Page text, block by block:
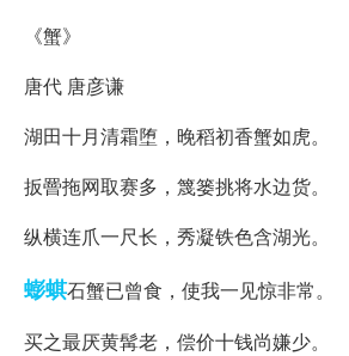
《蟹》
唐代 唐彦谦
湖田十月清霜堕，晚稻初香蟹如虎。
扳罾拖网取赛多，篾篓挑将水边货。
纵横连爪一尺长，秀凝铁色含湖光。
蟛蜞石蟹已曾食，使我一见惊非常。
买之最厌黄髯老，偿价十钱尚嫌少。